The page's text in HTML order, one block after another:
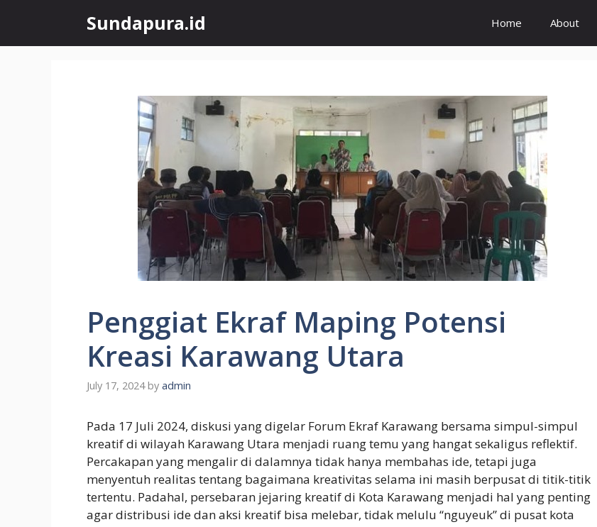
content
Sundapura.id Home About
Penggiat Ekraf Maping Potensi
Kreasi Karawang Utara
July 17, 2024 by admin
Pada 17 Juli 2024, diskusi yang digelar Forum Ekraf Karawang bersama simpul-simpul
kreatif di wilayah Karawang Utara menjadi ruang temu yang hangat sekaligus reflektif.
Percakapan yang mengalir di dalamnya tidak hanya membahas ide, tetapi juga
menyentuh realitas tentang bagaimana kreativitas selama ini masih berpusat di titik-titik
tertentu. Padahal, persebaran jejaring kreatif di Kota Karawang menjadi hal yang penting
agar distribusi ide dan aksi kreatif bisa melebar, tidak melulu “nguyeuk” di pusat kota